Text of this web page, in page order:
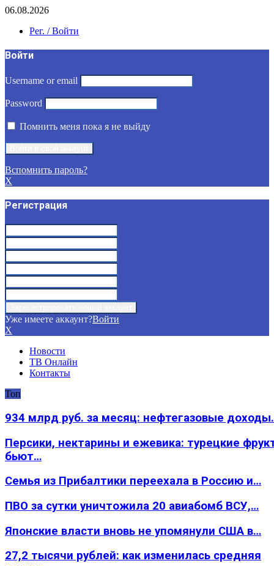
06.08.2026
Рег. / Войти
Войти
Username or email
Password
Помнить меня пока я не выйду
Вспомнить пароль?
X
Регистрация
Уже имеете аккаунт?Войти
X
Новости
ТВ Онлайн
Контакты
Топ
934 млрд руб. за месяц: нефтегазовые
Персики, нектарины и ежевика: турецкие
бьют…
Семья из Прибалтики переехала в Россию и…
ПВО за сутки уничтожила 20 авиабомб ВСУ,…
Японские власти вновь не упомянули США в…
27,2 тысячи рублей: как изменилась средняя